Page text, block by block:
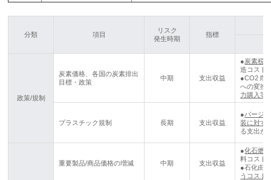
分類 項目
リスク
発生時期
指標
政策/規制
炭素価格、各国の炭素排出
目標・政策
中期 支出収益
●炭素税
造コスト
●CO2 削
への変換
力購入等
プラスチック規制 長期 支出収益
●バージ
装に対す
る支出が
重要製品/商品価格の増減 中期 支出収益
●化石燃
料コスト
●石化由
うコスト